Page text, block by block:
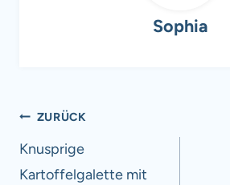
Sophia
Beitragsnavigation
ZURÜCK
Knusprige
Kartoffelgalette mit